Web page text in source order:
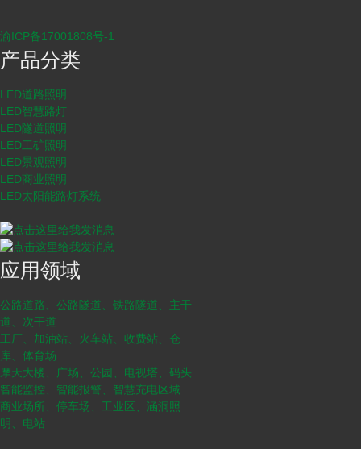
渝ICP备17001808号-1
产品分类
LED道路照明
LED智慧路灯
LED隧道照明
LED工矿照明
LED景观照明
LED商业照明
LED太阳能路灯系统
应用领域
公路道路、公路隧道、铁路隧道、主干
道、次干道
工厂、加油站、火车站、收费站、仓
库、体育场
摩天大楼、广场、公园、电视塔、码头
智能监控、智能报警、智慧充电区域
商业场所、停车场、工业区、涵洞照
明、电站